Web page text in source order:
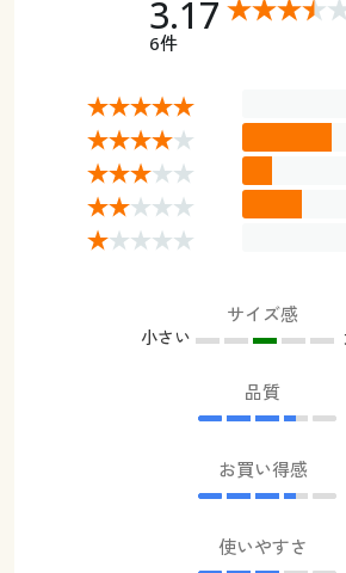
3.17
6件
サイズ感
小さい
品質
お買い得感
使いやすさ